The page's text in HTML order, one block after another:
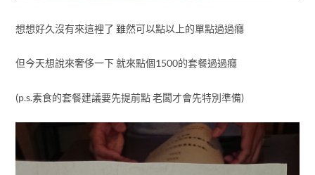
想想好久沒有來這裡了 雖然可以點以上的單點過過癮
但今天想說來奢侈一下 就來點個1500的套餐過過癮
(p.s.素食的套餐建議要先提前點 老闆才會先特別準備)